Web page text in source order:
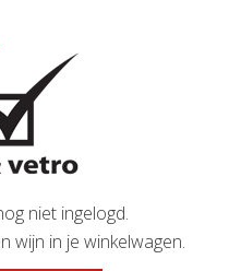
niet ingelogd.
wijn in je winkelwagen.